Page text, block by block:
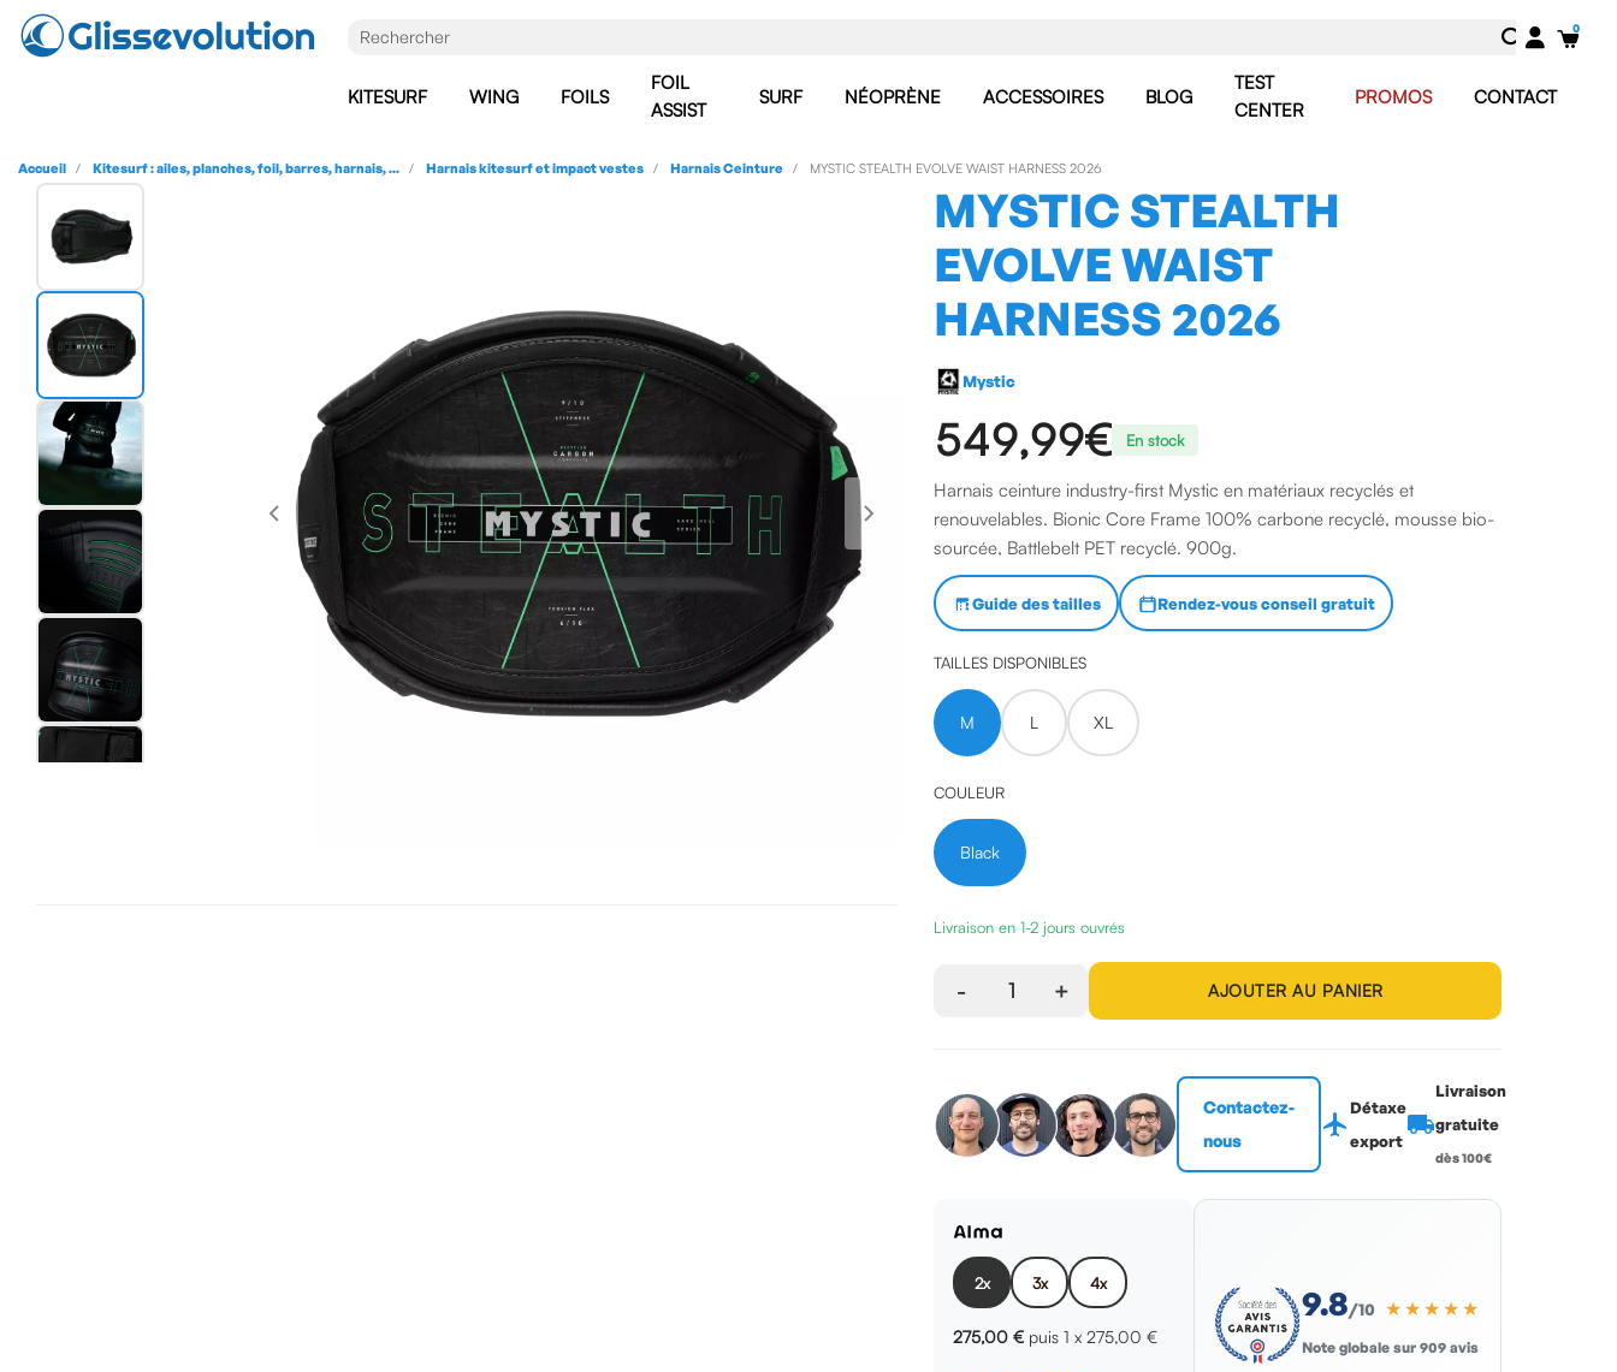
KITESURF WING FOILS
FOIL
ASSIST
SURF NÉOPRÈNE ACCESSOIRES BLOG
TEST
CENTER
PROMOS CONTACT
Accueil Kitesurf : ailes, planches, foil, barres, harnais, ... Harnais kitesurf et impact vestes Harnais Ceinture MYSTIC STEALTH EVOLVE WAIST HARNESS 2026
MYSTIC STEALTH
EVOLVE WAIST
HARNESS 2026
Mystic
549,99€ En stock
Harnais ceinture industry-first Mystic en matériaux recyclés et
renouvelables. Bionic Core Frame 100% carbone recyclé, mousse bio-
sourcée, Battlebelt PET recyclé. 900g.
Guide des tailles Rendez-vous conseil gratuit
TAILLES DISPONIBLES
M L XL
COULEUR
Black
Livraison en 1-2 jours ouvrés
- 1 + AJOUTER AU PANIER
Contactez-
nous
flight
Détaxe
export
local_shipping
Livraison
gratuite
dès 100€
2x 3x 4x
275,00 € puis 1 x275,00 €
9.8/10 ★★★★★
Note globale sur 909 avis